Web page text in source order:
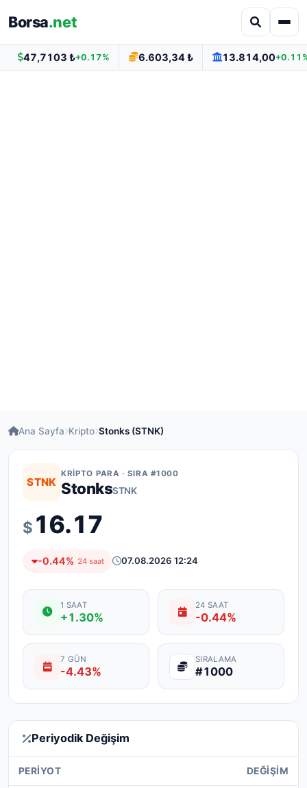
Borsa.net
47,7103 ₺+0.17% 6.603,34 ₺ 13.814,00
Ana Sayfa Kripto Stonks (STNK)
STNK
KRIPTO PARA · SIRA #1000
StonksSTNK
$ 16.17
-0.44% 24 saat 07.08.2026 12:24
1 SAAT
+1.30%
24 SAAT
-0.44%
7 GÜN
-4.43%
SIRALAMA
#1000
Periyodik Değişim
PERIYOT DEĞIŞIM